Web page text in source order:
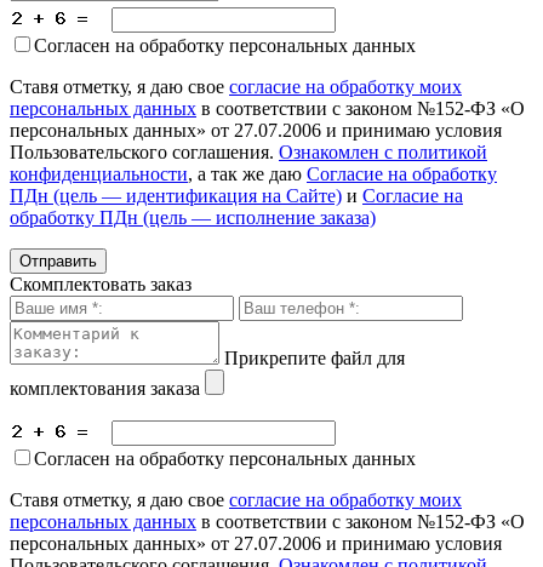
Согласен на обработку персональных данных
Ставя отметку, я даю свое согласие на обработку моих
персональных данных в соответствии с законом №152-ФЗ «О
персональных данных» от 27.07.2006 и принимаю условия
Пользовательского соглашения. Ознакомлен с политикой
конфиденциальности, а так же даю Согласие на обработку
ПДн (цель — идентификация на Сайте) и Согласие на
обработку ПДн (цель — исполнение заказа)
Скомплектовать заказ
Прикрепите файл для
комплектования заказа
Согласен на обработку персональных данных
Ставя отметку, я даю свое согласие на обработку моих
персональных данных в соответствии с законом №152-ФЗ «О
персональных данных» от 27.07.2006 и принимаю условия